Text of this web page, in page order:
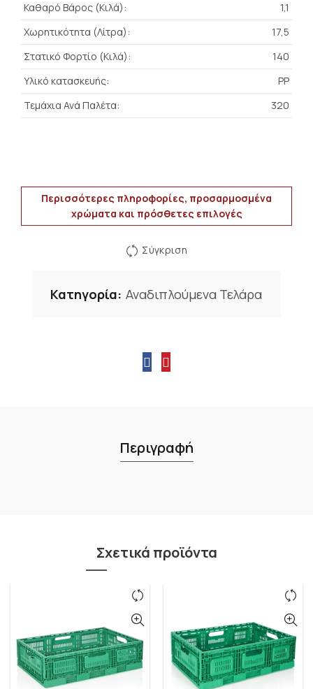
Καθαρό Βάρος (Κιλά):
1,1
Χωρητικότητα (Λίτρα):
17,5
Στατικό Φορτίο (Κιλά):
140
Υλικό κατασκευής:
PP
Τεμάχια Ανά Παλέτα:
320
Περισσότερες πληροφορίες, προσαρμοσμένα
χρώματα και πρόσθετες επιλογές
Σύγκριση
Κατηγορία: Αναδιπλούμενα Τελάρα
Περιγραφή
Σχετικά προϊόντα